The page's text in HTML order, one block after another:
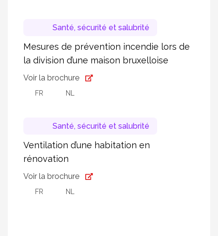
Santé, sécurité et salubrité
Mesures de prévention incendie lors de
la division d’une maison bruxelloise
Voir la brochure
FR NL
Santé, sécurité et salubrité
Ventilation d’une habitation en
rénovation
Voir la brochure
FR NL